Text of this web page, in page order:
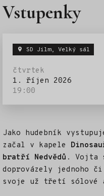
Vstupenky
SD Jilm, Velký sál
čtvrtek
1. říjen 2026
19:00
Jako hudebník
začal v kapele
bratří Nedvědů . Vojta
doprovázely jednoho
svoje už třetí sólové